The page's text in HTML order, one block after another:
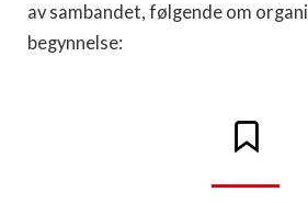
av sambandet, følgende om
begynnelse: